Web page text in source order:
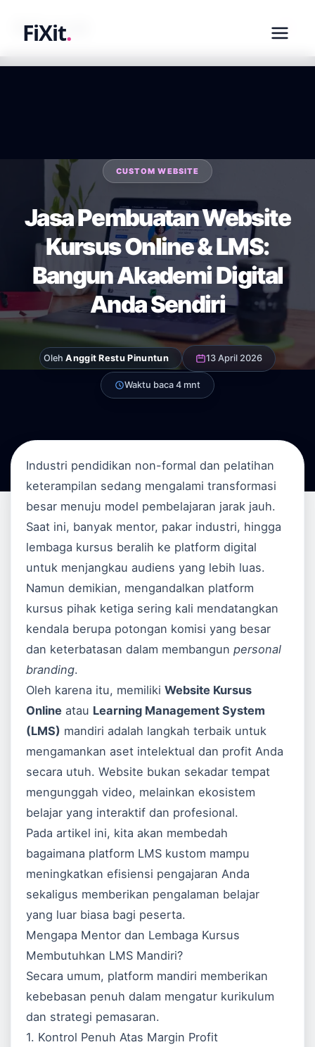
FiXit.
fixit.co.id
CUSTOM WEBSITE
Jasa Pembuatan Website
Kursus Online & LMS:
Bangun Akademi Digital
Anda Sendiri
OlehAnggit Restu Pinuntun 13 April 2026
Waktu baca 4 mnt
Industri pendidikan non-formal dan pelatihan
keterampilan sedang mengalami transformasi
besar menuju model pembelajaran jarak jauh.
Saat ini, banyak mentor, pakar industri, hingga
lembaga kursus beralih ke platform digital
untuk menjangkau audiens yang lebih luas.
Namun demikian, mengandalkan platform
kursus pihak ketiga sering kali mendatangkan
kendala berupa potongan komisi yang besar
dan keterbatasan dalam membangunpersonal
branding.
Oleh karena itu, memilikiWebsite Kursus
Online atau Learning Management System
(LMS) mandiri adalah langkah terbaik untuk
mengamankan aset intelektual dan profit Anda
secara utuh. Website bukan sekadar tempat
mengunggah video, melainkan ekosistem
belajar yang interaktif dan profesional.
Pada artikel ini, kita akan membedah
bagaimana platform LMS kustom mampu
meningkatkan efisiensi pengajaran Anda
sekaligus memberikan pengalaman belajar
yang luar biasa bagi peserta.
Mengapa Mentor dan Lembaga Kursus
Membutuhkan LMS Mandiri?
Secara umum, platform mandiri memberikan
kebebasan penuh dalam mengatur kurikulum
dan strategi pemasaran.
1. Kontrol Penuh Atas Margin Profit